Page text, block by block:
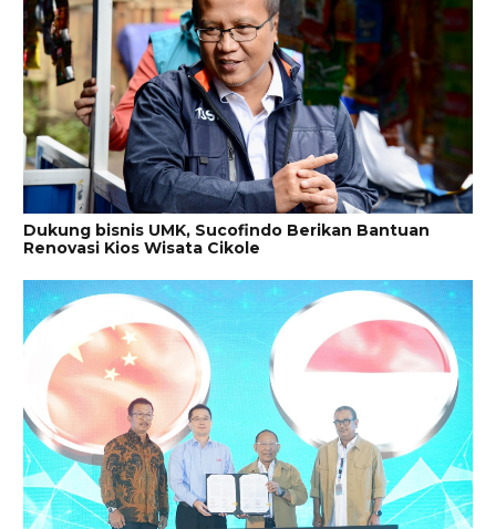
Dukung bisnis UMK, Sucofindo Berikan Bantuan
Renovasi Kios Wisata Cikole